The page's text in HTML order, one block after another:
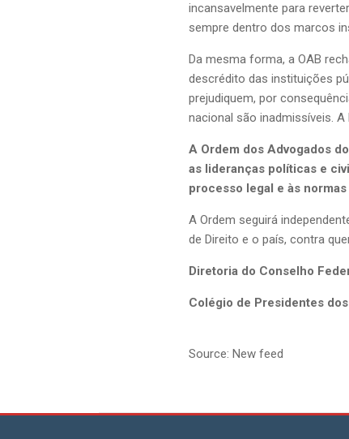
incansavelmente para
sempre dentro dos marcos
Da mesma forma, a OAB
descrédito das instituições
prejudiquem, por
nacional são inadmissíveis.
A Ordem dos Advogados
as lideranças políticas e
processo legal e às
A Ordem seguirá
de Direito e o país, contra
Diretoria do Conselho
Colégio de Presidentes
Source: New feed